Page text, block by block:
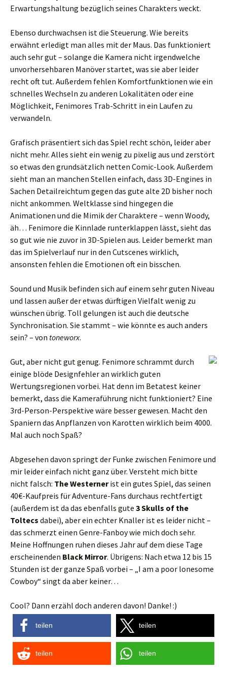
Erwartungshaltung bezüglich seines Charakters weckt.
Ebenso durchwachsen ist die Steuerung. Wie bereits
erwähnt erledigt man alles mit der Maus. Das funktioniert
auch sehr gut – solange die Kamera nicht irgendwelche
unvorhersehbaren Manöver startet, was sie aber leider
recht oft tut. Außerdem fehlen Komfortfunktionen wie ein
schnelles Wechseln zu anderen Lokalitäten oder eine
Möglichkeit, Fenimores Trab-Schritt in ein Laufen zu
verwandeln.
Grafisch präsentiert sich das Spiel recht schön, leider aber
nicht mehr. Alles sieht ein wenig zu pixelig aus und zerstört
so etwas den grundsätzlich netten Comic-Look. Außerdem
sieht man an manchen Stellen einfach, dass 3D-Engines in
Sachen Detailreichtum gegen das gute alte 2D bisher noch
nicht ankommen. Weltklasse sind hingegen die
Animationen und die Mimik der Charaktere – wenn Woody,
äh… Fenimore die Kinnlade runterklappen lässt, sieht das
so gut wie nie zuvor in 3D-Spielen aus. Leider bemerkt man
das im Spielverlauf nur in den Cutscenes wirklich,
ansonsten fehlen die Emotionen oft ein bisschen.
Sound und Musik befinden sich auf einem sehr guten Niveau
und lassen außer der etwas dürftigen Vielfalt wenig zu
wünschen übrig. Toll gelungen ist auch die deutsche
Synchronisation. Sie stammt – wie könnte es auch anders
sein? – von toneworx.
Gut, aber nicht gut genug. Fenimore schrammt durch
einige blöde Designfehler an wirklich guten
Wertungsregionen vorbei. Hat denn im Betatest keiner
bemerkt, dass die Kameraführung nicht funktioniert? Eine
3rd-Person-Perspektive wäre besser gewesen. Macht den
Spaniern das Anpflanzen von Karotten wirklich beim 4000.
Mal auch noch Spaß?
Abgesehen davon springt der Funke zwischen Fenimore und
mir leider einfach nicht ganz über. Versteht mich bitte
nicht falsch: The Westernerist ein gutes Spiel, das seinen
40€-Kaufpreis für Adventure-Fans durchaus rechtfertigt
(außerdem ist da das ebenfalls gute 3 Skulls of the
Toltecs dabei), aber ein echter Knaller ist es leider nicht –
das schmerzt einen Genre-Fanboy wie mich doch sehr.
Meine Hoffnungen ruhen dieses Jahr auf dem diese Tage
erscheinenden Black Mirror. Übrigens: Nach etwa 12 bis 15
Stunden ist der ganze Spaß vorbei – „I am a poor lonesome
Cowboy“ singt da aber keiner…
Cool? Dann erzähl doch anderen davon! Danke! :)
teilen teilen
teilen teilen